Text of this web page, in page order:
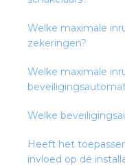
Welke maximale
zekeringen?
Welke maximale
Welke
Heeft het
invloed op de